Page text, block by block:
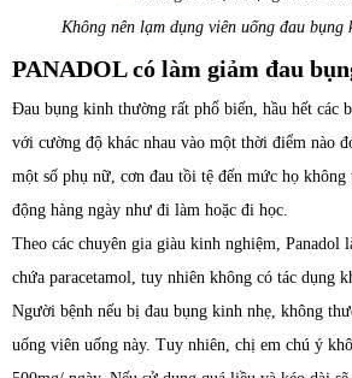
Không nên lạm dụng viên uống đau
PANADOL có làm giảm đau
Đau bụng kinh thường rất phổ biến, hầu hết các
với cường độ khác nhau vào một thời điểm nào
một số phụ nữ, cơn đau tồi tệ đến mức họ không
động hàng ngày như đi làm hoặc đi học.
Theo các chuyên gia giàu kinh nghiệm, Panadol
chứa paracetamol, tuy nhiên không có tác dụng
Người bệnh nếu bị đau bụng kinh nhẹ, không
uống viên uống này. Tuy nhiên, chị em chú ý